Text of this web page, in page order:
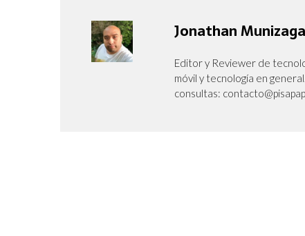
Jonathan Munizaga
Editor y Reviewer de
móvil y tecnología en
consultas: